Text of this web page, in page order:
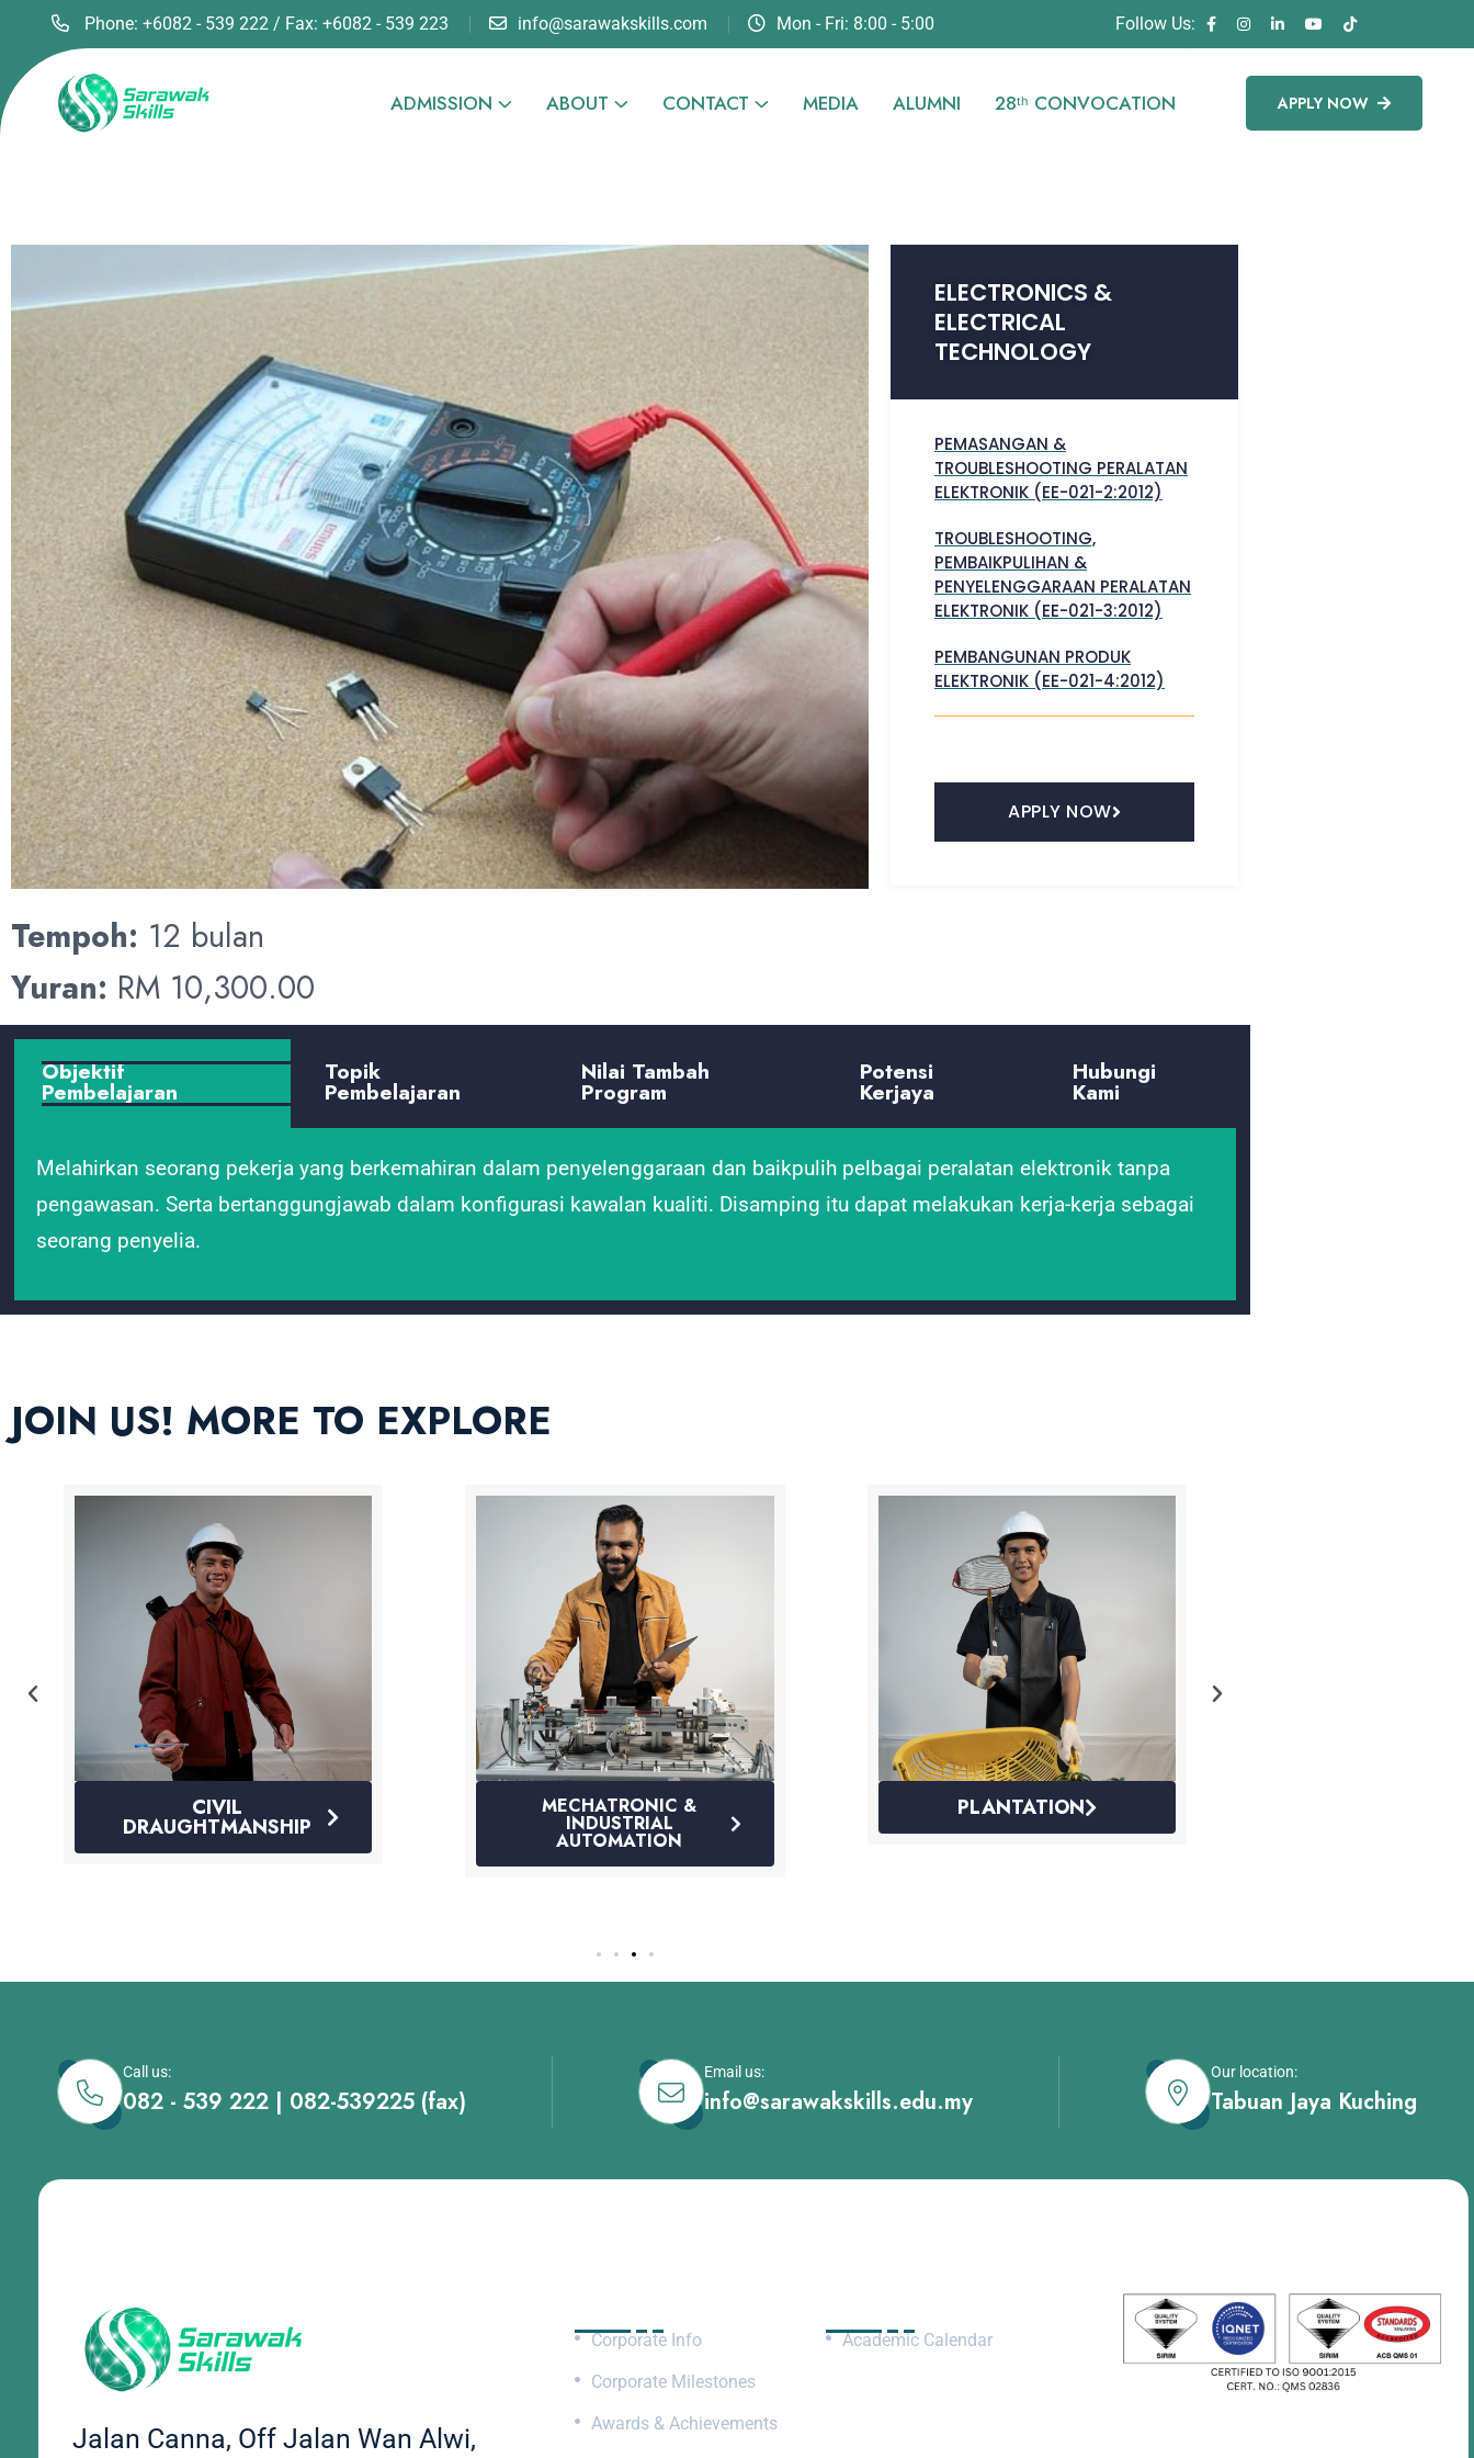
Phone: +6082 - 539 222 / Fax: +6082 - 539 223 info@sarawakskills.com Mon - Fri: 8:00 - 5:00 Follow Us:
ADMISSION ABOUT CONTACT MEDIA ALUMNI 28ᵗʰ CONVOCATION APPLY NOW
ELECTRONICS &
ELECTRICAL
TECHNOLOGY
PEMASANGAN &
TROUBLESHOOTING PERALATAN
ELEKTRONIK (EE-021-2:2012)
TROUBLESHOOTING,
PEMBAIKPULIHAN &
PENYELENGGARAAN PERALATAN
ELEKTRONIK (EE-021-3:2012)
PEMBANGUNAN PRODUK
ELEKTRONIK (EE-021-4:2012)
APPLY NOW
Tempoh: 12 bulan
Yuran: RM 10,300.00
Objektif
Pembelajaran
Topik
Pembelajaran
Nilai Tambah
Program
Potensi
Kerjaya
Hubungi
Kami
Melahirkan seorang pekerja yang berkemahiran dalam penyelenggaraan dan baikpulih pelbagai peralatan elektronik tanpa
pengawasan. Serta bertanggungjawab dalam konfigurasi kawalan kualiti. Disamping itu dapat melakukan kerja-kerja sebagai
seorang penyelia.
JOIN US! MORE TO EXPLORE
WELDING AUTOMOTIVE FASHION DESIGN &
TAILORING
Call us:
082 - 539 222 | 082-539225 (fax)
Email us:
info@sarawakskills.edu.my
Our location:
Tabuan Jaya Kuching
Jalan Canna, Off Jalan Wan Alwi,
Corporate Info
Corporate Milestones
Awards & Achievements
Academic Calendar